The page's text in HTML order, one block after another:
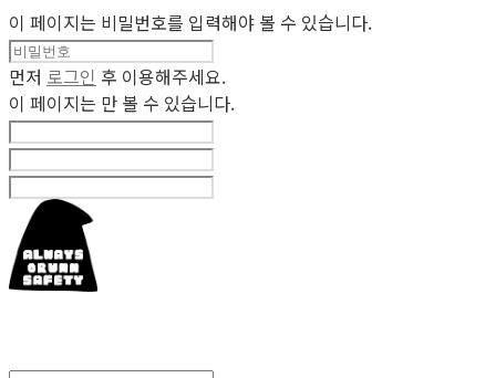
이 페이지는 비밀번호를 입력해야 볼 수 있습니다.
먼저 로그인 후 이용해주세요.
이 페이지는 만 볼 수 있습니다.